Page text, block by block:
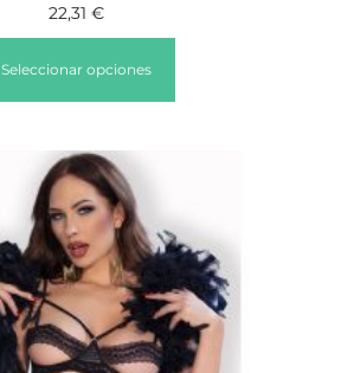
22,31 €
Seleccionar opciones